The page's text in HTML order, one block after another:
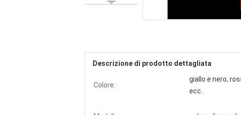
Descrizione di prodotto dettagliata
Colore:
giallo e nero,
ecc.